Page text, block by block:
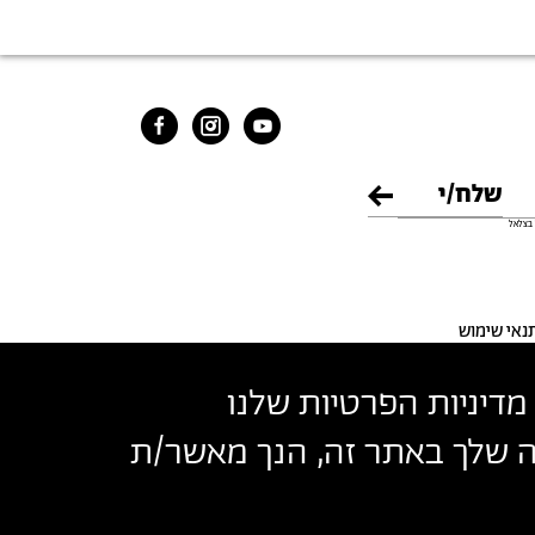
הפרטיות שלנו
שלך באתר זה, הנך מאשר/ת
שימוש